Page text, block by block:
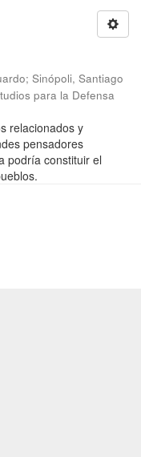
; Sinópoli, Santiago
para la Defensa
relacionados y
pensadores
podría constituir el